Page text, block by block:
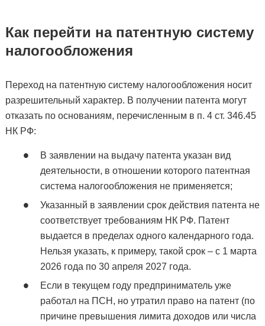
Как перейти на патентную систему
налогообложения
Переход на патентную систему налогообложения носит
разрешительный характер. В получении патента могут
отказать по основаниям, перечисленным в п. 4 ст. 346.45
НК РФ:
В заявлении на выдачу патента указан вид
деятельности, в отношении которого патентная
система налогообложения не применяется;
Указанный в заявлении срок действия патента не
соответствует требованиям НК РФ. Патент
выдается в пределах одного календарного года.
Нельзя указать, к примеру, такой срок – с 1 марта
2026 года по 30 апреля 2027 года.
Если в текущем году предприниматель уже
работал на ПСН, но утратил право на патент (по
причине превышения лимита доходов или числа